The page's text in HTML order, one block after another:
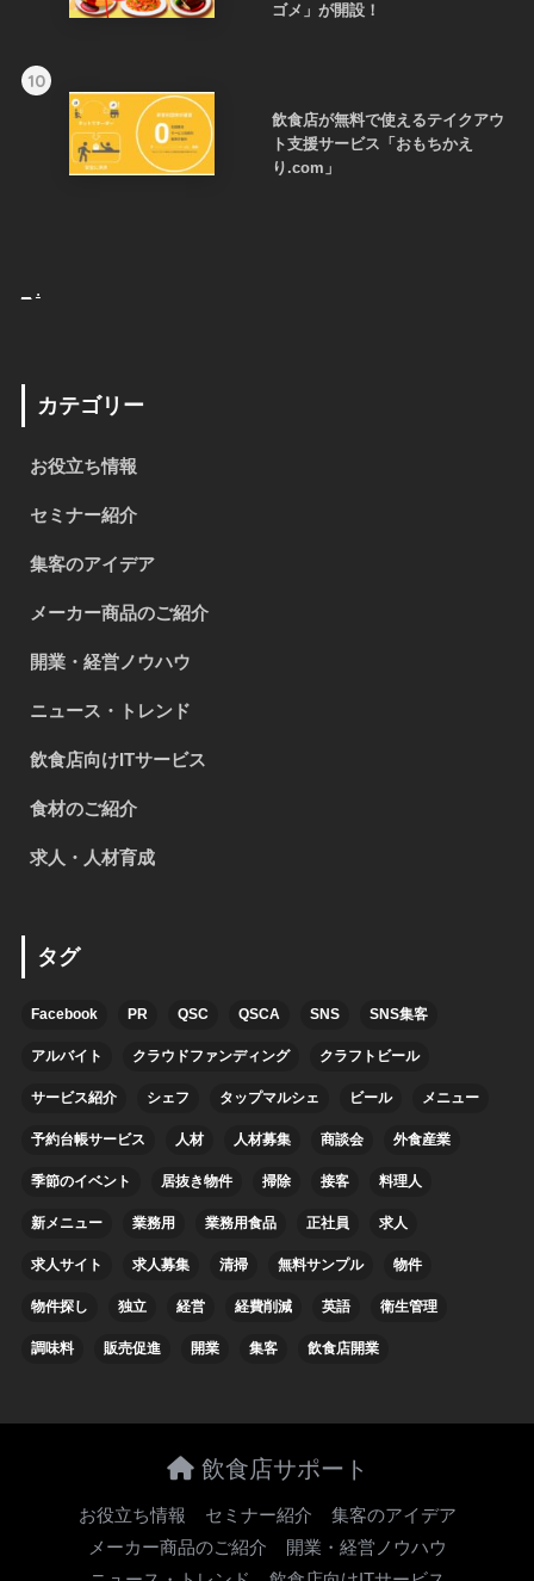
ゴメ」が開設！
10
飲食店が無料で使えるテイクアウ
ト支援サービス「おもちかえ
り.com」
.
カテゴリー
お役立ち情報
セミナー紹介
集客のアイデア
メーカー商品のご紹介
開業・経営ノウハウ
ニュース・トレンド
飲食店向けITサービス
食材のご紹介
求人・人材育成
タグ
Facebook PR QSC QSCA SNS SNS集客
アルバイト クラウドファンディング クラフトビール
サービス紹介 シェフ タップマルシェ ビール メニュー
予約台帳サービス 人材 人材募集 商談会 外食産業
季節のイベント 居抜き物件 掃除 接客 料理人
新メニュー 業務用 業務用食品 正社員 求人
求人サイト 求人募集 清掃 無料サンプル 物件
物件探し 独立 経営 経費削減 英語 衛生管理
調味料 販売促進 開業 集客 飲食店開業
飲食店サポート
お役立ち情報 セミナー紹介
集客のアイデア
メーカー商品のご紹介
開業・経営ノウハウ